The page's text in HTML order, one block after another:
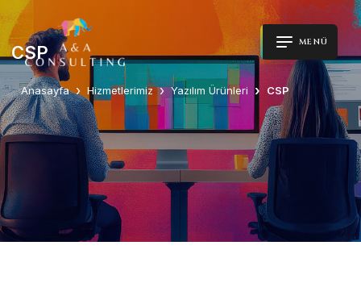
MENÜ
CSP
Anasayfa Hizmetlerimiz Yazılım Ürünleri CSP